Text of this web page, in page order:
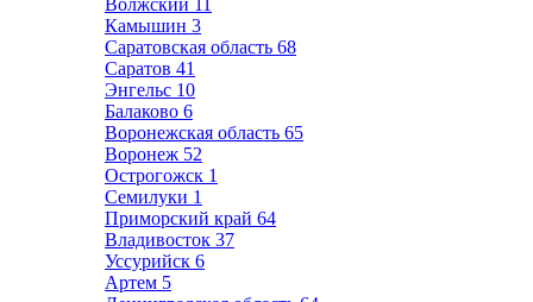
Волжский 11
Камышин 3
Саратовская область 68
Саратов 41
Энгельс 10
Балаково 6
Воронежская область 65
Воронеж 52
Острогожск 1
Семилуки 1
Приморский край 64
Владивосток 37
Уссурийск 6
Артем 5